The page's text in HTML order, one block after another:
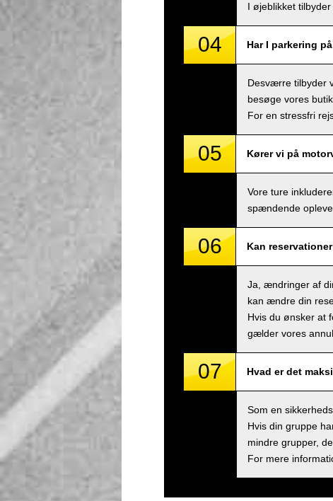
I øjeblikket
04 Har I parkering
Desværre tilbyder
besøge vores
For en stressfri
05 Kører vi på
Vore ture
spændende
06 Kan
Ja, ændringer af
kan ændre din
Hvis du ønsker at
gælder vores
07 Hvad er det
Som en
Hvis din gruppe
mindre grupper,
For mere